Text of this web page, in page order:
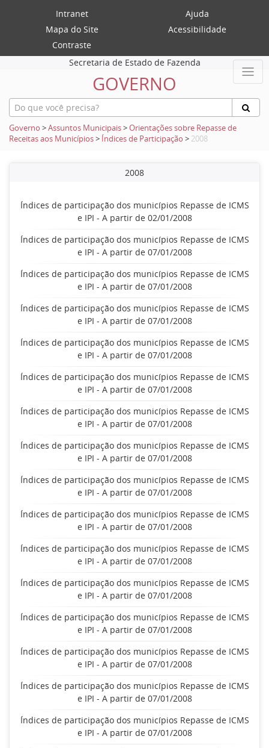
Intranet
Ajuda
Mapa do Site
Acessibilidade
Contraste
Secretaria de Estado de Fazenda
GOVERNO
Governo >Assuntos Municipais>Orientações sobre Repasse de
Receitas aos Municípios> Índices de Participação > 2008
2008
Índices de participação dos municípios Repasse de ICMS
e IPI - A partir de 02/01/2008
Índices de participação dos municípios Repasse de ICMS
e IPI - A partir de 07/01/2008
Índices de participação dos municípios Repasse de ICMS
e IPI - A partir de 07/01/2008
Índices de participação dos municípios Repasse de ICMS
e IPI - A partir de 07/01/2008
Índices de participação dos municípios Repasse de ICMS
e IPI - A partir de 07/01/2008
Índices de participação dos municípios Repasse de ICMS
e IPI - A partir de 07/01/2008
Índices de participação dos municípios Repasse de ICMS
e IPI - A partir de 07/01/2008
Índices de participação dos municípios Repasse de ICMS
e IPI - A partir de 07/01/2008
Índices de participação dos municípios Repasse de ICMS
e IPI - A partir de 07/01/2008
Índices de participação dos municípios Repasse de ICMS
e IPI - A partir de 07/01/2008
Índices de participação dos municípios Repasse de ICMS
e IPI - A partir de 07/01/2008
Índices de participação dos municípios Repasse de ICMS
e IPI - A partir de 07/01/2008
Índices de participação dos municípios Repasse de ICMS
e IPI - A partir de 07/01/2008
Índices de participação dos municípios Repasse de ICMS
e IPI - A partir de 07/01/2008
Índices de participação dos municípios Repasse de ICMS
e IPI - A partir de 07/01/2008
Índices de participação dos municípios Repasse de ICMS
e IPI - A partir de 07/01/2008